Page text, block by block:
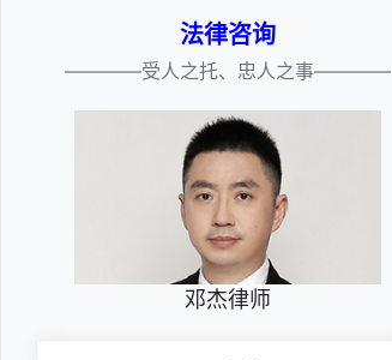
法律咨询
————受人之托、忠人之事————
邓杰律师